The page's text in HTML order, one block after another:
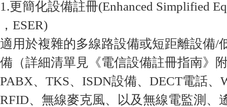
1.更簡化設備註冊(Enhanced Simplified
，ESER)
適用於複雜的多線路設備或短距離設備/
備（詳細清單見《電信設備註冊指南》
PABX、TKS、ISDN設備、DECT電話、
RFID、無線麥克風、以及無線電監測、